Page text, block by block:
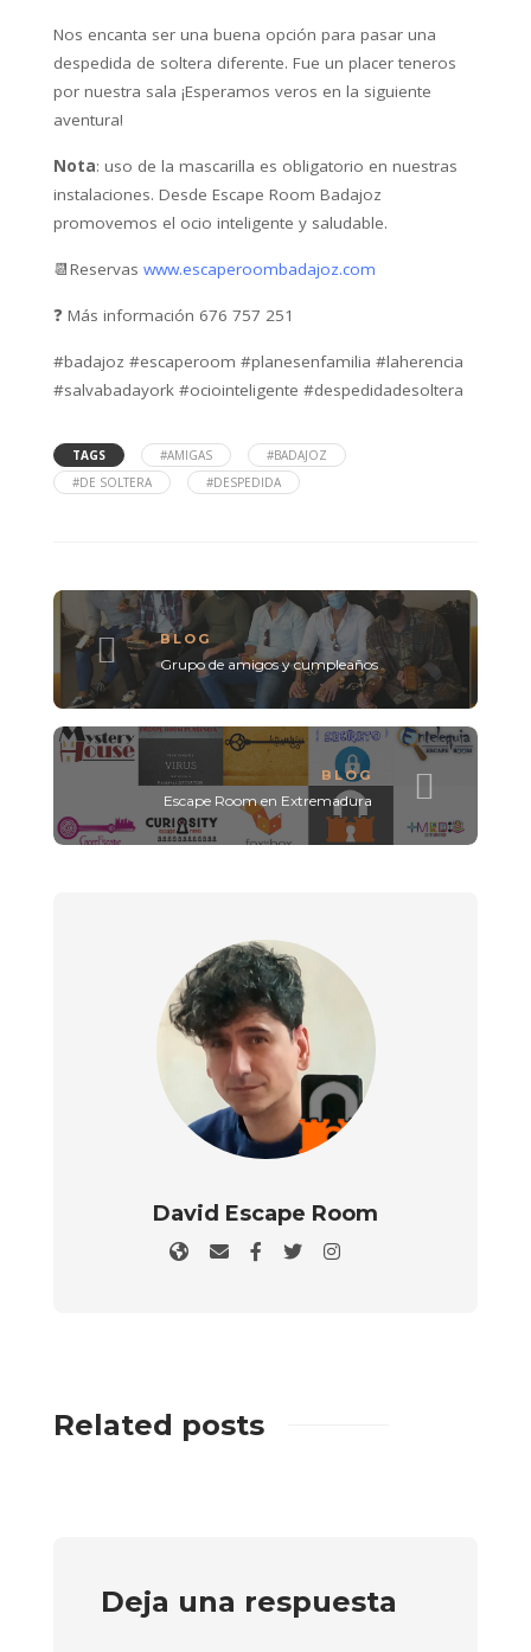
Nos encanta ser una buena opción para pasar una
despedida de soltera diferente. Fue un placer teneros
por nuestra sala ¡Esperamos veros en la siguiente
aventura!
Nota: uso de la mascarilla es obligatorio en nuestras
instalaciones. Desde Escape Room Badajoz
promovemos el ocio inteligente y saludable.
📆‌Reservas‌ ‌‌www.escaperoombadajoz.com ‌
❓‌ ‌‌Más‌ ‌información‌ ‌676‌ ‌757‌ ‌251‌
#badajoz #escaperoom #planesenfamilia #laherencia
#salvabadayork #ociointeligente #despedidadesoltera
TAGS #AMIGAS
#BADAJOZ
#DE SOLTERA
#DESPEDIDA
BLOG
Grupo de amigos y cumpleaños
BLOG
Escape Room en Extremadura
David Escape Room
Related posts
Deja una respuesta